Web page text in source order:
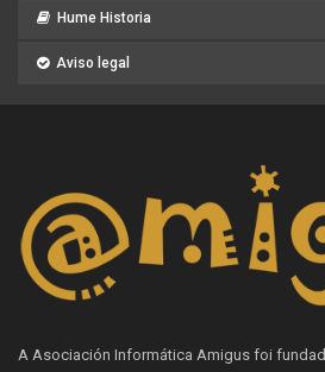
Hume Historia
Aviso legal
A Asociación Informática Amigus foi